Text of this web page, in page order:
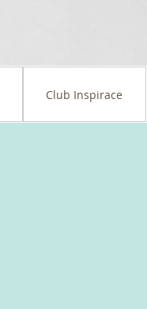
Club Inspirace